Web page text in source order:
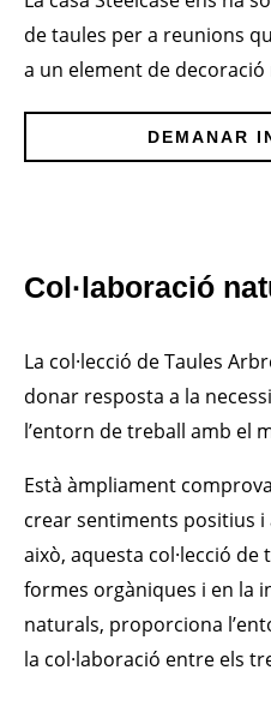
de taules per a reunions
a un element de
DEMANAR
Col·laboració
La col·lecció de Taules
donar resposta a la
l’entorn de treball amb el
Està àmpliament
crear sentiments positius
això, aquesta col·lecció
formes orgàniques i en la
naturals, proporciona
la col·laboració entre els